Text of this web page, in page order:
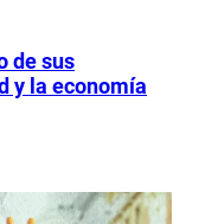
de sus
y la economía